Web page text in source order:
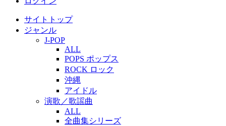
サイトトップ
ジャンル
J-POP
ALL
POPS ポップス
ROCK ロック
沖縄
アイドル
演歌／歌謡曲
ALL
全曲集シリーズ